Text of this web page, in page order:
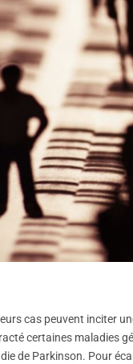
cas peuvent inciter
certaines maladies
de Parkinson. Pour